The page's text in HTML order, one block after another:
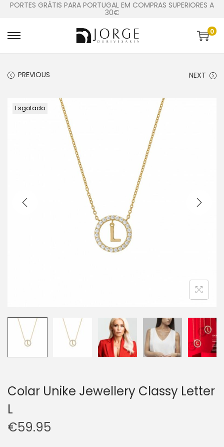
PORTES GRÁTIS PARA PORTUGAL EM COMPRAS SUPERIORES A
30€
0
PREVIOUS NEXT
Esgotado
Colar Unike Jewellery Classy Letter
L
€59.95